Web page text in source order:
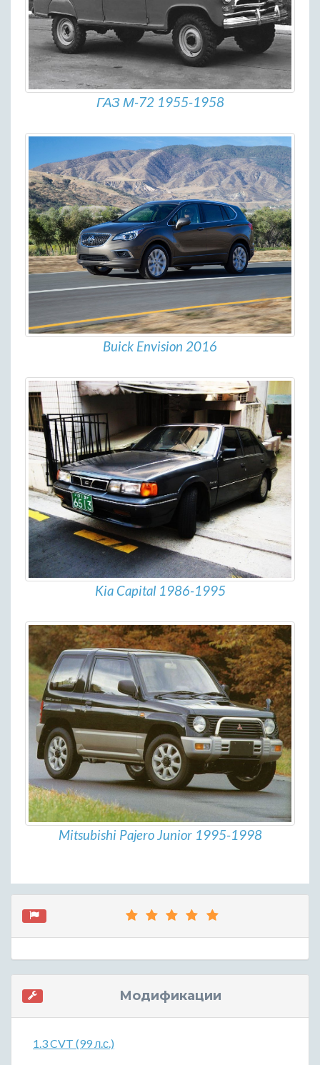
ГАЗ М-72 1955-1958
Buick Envision 2016
Kia Capital 1986-1995
Mitsubishi Pajero Junior 1995-1998
Модификации
1.3 CVT (99 л.с.)